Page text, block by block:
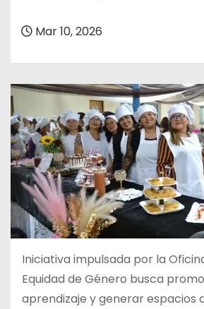
Mar 10, 2026
Iniciativa impulsada por la
Equidad de Género busca
aprendizaje y generar espacios